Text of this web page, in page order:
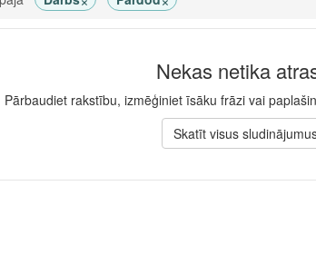
Nekas netika
Pārbaudiet rakstību, izmēģiniet īsāku frāzi vai
Skatīt visus